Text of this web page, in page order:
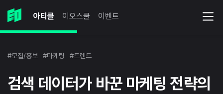
아티클 이오스쿨 이벤트
#모집/홍보 #마케팅 #트렌드
검색 데이터가 바꾼 마케팅 전략의